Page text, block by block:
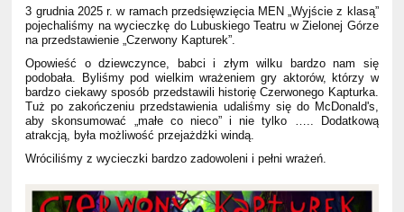
3 grudnia 2025 r. w ramach przedsięwzięcia MEN „Wyjście z klasą”
pojechaliśmy na wycieczkę do Lubuskiego Teatru w Zielonej Górze
na przedstawienie „Czerwony Kapturek”.
Opowieść o dziewczynce, babci i złym wilku bardzo nam się
podobała. Byliśmy pod wielkim wrażeniem gry aktorów, którzy w
bardzo ciekawy sposób przedstawili historię Czerwonego Kapturka.
Tuż po zakończeniu przedstawienia udaliśmy się do McDonald's,
aby skonsumować „małe co nieco” i nie tylko ….. Dodatkową
atrakcją, była możliwość przejażdżki windą.
Wróciliśmy z wycieczki bardzo zadowoleni i pełni wrażeń.